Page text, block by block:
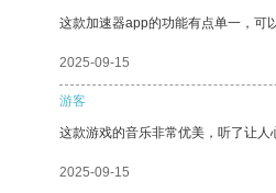
这款加速器app的功能有点单一，可
2025-09-15
游客
这款游戏的音乐非常优美，听了让人
2025-09-15